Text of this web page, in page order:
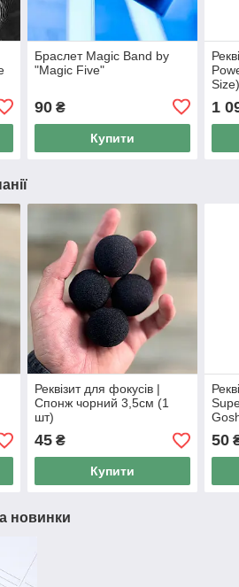
Браслет Magic Band by
"Magic Five"
90₴
Купити
1
Реквізит для фокусів |
Спонж чорний 3,5см (1
шт)
45₴
Купити
50
новинки